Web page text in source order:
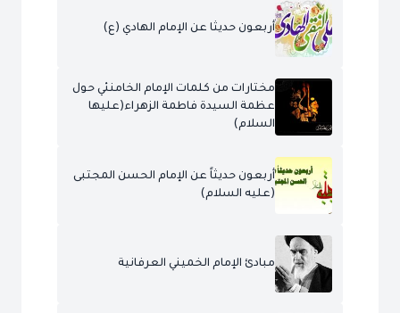
أربعون حديثا عن الإمام الهادي (ع)
مختارات من كلمات الإمام الخامنئي حول
عظمة السيدة فاطمة الزهراء(عليها
السلام)
أربعون حديثاً عن الإمام الحسن المجتبى
(عليه السلام)
مبادئ الإمام الخميني العرفانية